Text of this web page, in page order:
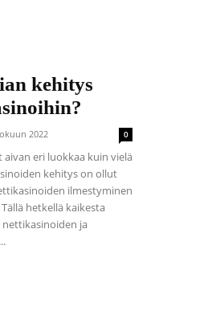
kehitys
2022 0
eri luokkaa kuin vielä
kehitys on ollut
ilmestyminen
hetkellä kaikesta
nettikasinoiden ja